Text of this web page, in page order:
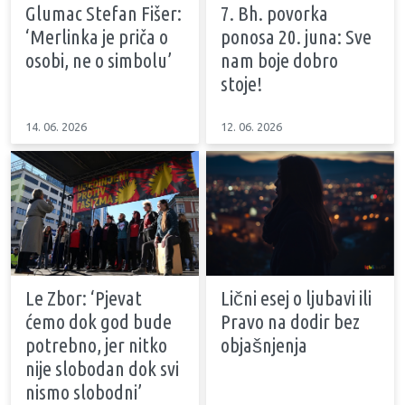
Glumac Stefan Fišer:
‘Merlinka je priča o
osobi, ne o simbolu’
14. 06. 2026
7. Bh. povorka
ponosa 20. juna: Sve
nam boje dobro
stoje!
12. 06. 2026
Le Zbor: ‘Pjevat
ćemo dok god bude
potrebno, jer nitko
nije slobodan dok svi
nismo slobodni’
Lični esej o ljubavi ili
Pravo na dodir bez
objašnjenja